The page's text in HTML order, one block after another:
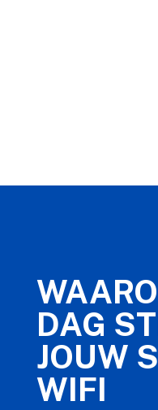
DAG
JOUW
WIFI